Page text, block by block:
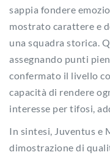
sappia fondere
mostrato carattere e
una squadra storica.
assegnando punti
confermato il livello
capacità di rendere
interesse per tifosi,
In sintesi, Juventus e
dimostrazione di